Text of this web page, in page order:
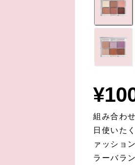
¥
組み合わ
日使いた
ァッショ
ラーバラ